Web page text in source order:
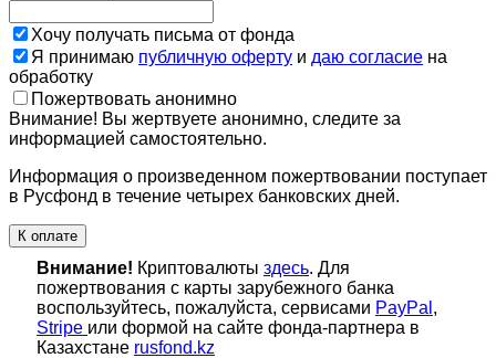
Хочу получать письма от фонда
Я принимаю публичную оферту и даю согласие на
обработку
Пожертвовать анонимно
Внимание! Вы жертвуете анонимно, следите за
информацией самостоятельно.
Информация о произведенном пожертвовании поступает
в Русфонд в течение четырех банковских дней.
К оплате
Внимание! Криптовалюты здесь. Для
пожертвования с карты зарубежного банка
воспользуйтесь, пожалуйста, сервисами PayPal ,
Stripe или формой на сайте фонда-партнера в
Казахстане rusfond.kz